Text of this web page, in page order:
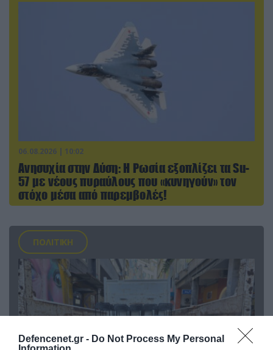
Defencenet.gr - Do Not Process My Personal
06.08.2026 | 10:02
Ανησυχία στην Δύση: H Ρωσία εξοπλίζει τα Su-
57 με νέους πυραύλους που «κυνηγούν» τον
στόχο μέσα από παρεμβολές!
ΠΟΛΙΤΙΚΗ